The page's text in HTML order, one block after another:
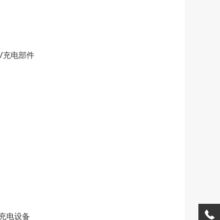
充电部件
电设备